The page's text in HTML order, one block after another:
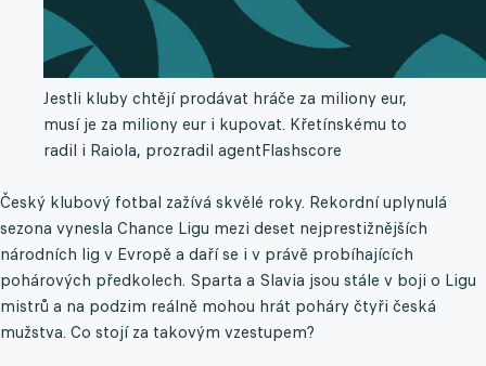
Jestli kluby chtějí prodávat hráče za miliony eur,
musí je za miliony eur i kupovat. Křetínskému to
radil i Raiola, prozradil agentFlashscore
Český klubový fotbal zažívá skvělé roky. Rekordní uplynulá
sezona vynesla Chance Ligu mezi deset nejprestižnějších
národních lig v Evropě a daří se i v právě probíhajících
pohárových předkolech. Sparta a Slavia jsou stále v boji o Ligu
mistrů a na podzim reálně mohou hrát poháry čtyři česká
mužstva. Co stojí za takovým vzestupem?